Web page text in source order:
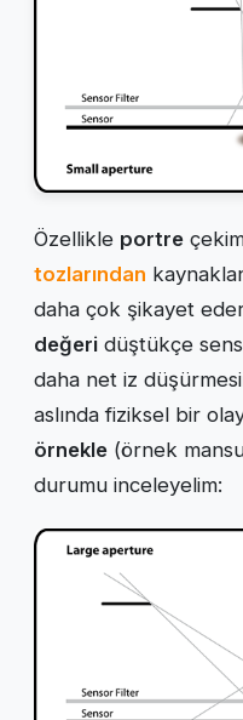
Özellikle portre
tozlarından
daha çok şikayet
değeri düştükçe
daha net iz
aslında fiziksel bir
örnekle (örnek
durumu inceleyelim: